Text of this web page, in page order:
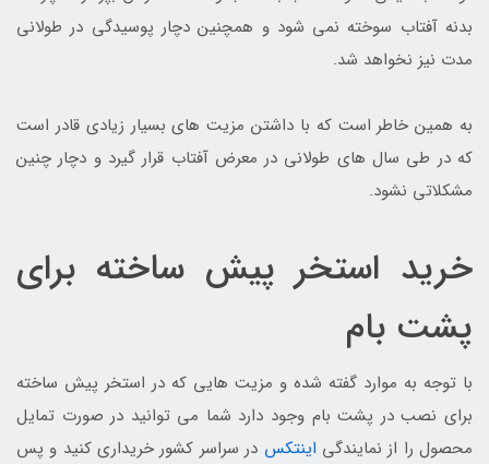
بدنه آفتاب سوخته نمی شود و همچنین دچار پوسیدگی در طولانی
مدت نیز نخواهد شد.
به همین خاطر است که با داشتن مزیت های بسیار زیادی قادر است
که در طی سال های طولانی در معرض آفتاب قرار گیرد و دچار چنین
مشکلاتی نشود.
خرید استخر پیش ساخته برای
پشت بام
با توجه به موارد گفته شده و مزیت هایی که در استخر پیش ساخته
برای نصب در پشت بام وجود دارد شما می توانید در صورت تمایل
محصول را از نمایندگی اینتکس در سراسر کشور خریداری کنید و پس